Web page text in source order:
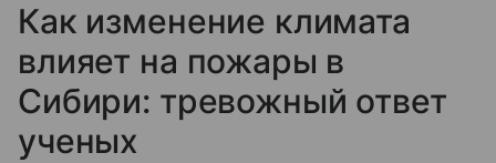
Как изменение климата
влияет на пожары в
Сибири: тревожный ответ
ученых